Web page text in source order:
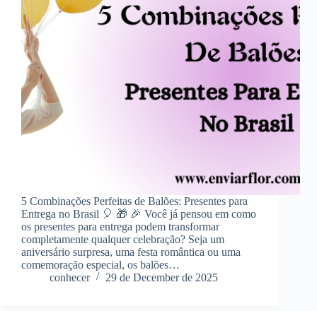
5 Combinações Perfeitas de Balões: Presentes para
Entrega no Brasil 🎈 🎁 🎉 Você já pensou em como
os presentes para entrega podem transformar
completamente qualquer celebração? Seja um
aniversário surpresa, uma festa romântica ou uma
comemoração especial, os balões…
conhecer
29 de December de 2025